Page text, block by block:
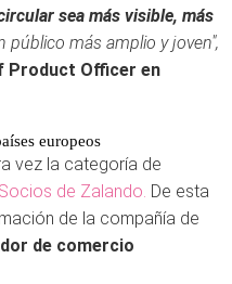
sea más visible, más
público más amplio y joven",
Product Officer en
europeos
vez la categoría de
de Zalando. De esta
de la compañía de
de comercio